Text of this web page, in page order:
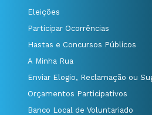
Eleições
Participar Ocorrências
Hastas e Concursos Públicos
A Minha Rua
Enviar Elogio, Reclamação ou
Orçamentos Participativos
Banco Local de Voluntariado